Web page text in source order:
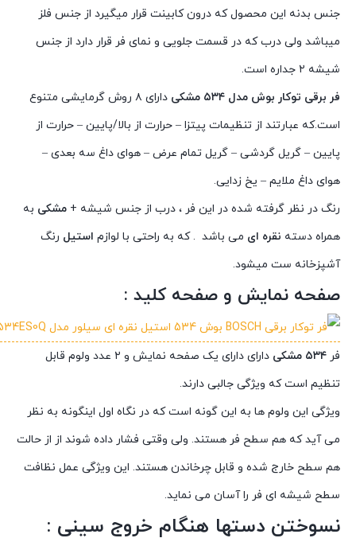
جنس بدنه این محصول که درون کابینت قرار میگیرد از جنس فلز
میباشد ولی درب که در قسمت جلویی و نمای فر قرار دارد از جنس
شیشه ۲ جداره است.
فر برقی توکار بوش مدل ۵۳۴ مشکی
دارای ۸ روش گرمایشی متنوع
است.که عبارتند از تنظیمات پیتزا – حرارت از بالا/پایین – حرارت از
پایین – گریل گردشی – گریل تمام عرض – هوای داغ سه بعدی –
هوای داغ ملایم – یخ زدایی.
رنگ در نظر گرفته شده در این فر ، درب از جنس شیشه + مشکی به
همراه دسته نقره ای می باشد . که به راحتی با لوازم استیل رنگ
آشپزخانه ست میشود.
صفحه نمایش و صفحه کلید :
فر ۵۳۴ مشکی
دارای دارای یک صفحه نمایش و ۲ عدد ولوم قابل
تنظیم است که ویژگی جالبی دارند.
ویژگی این ولوم ها به این گونه است که در نگاه اول اینگونه به نظر
می آید که هم سطح فر هستند. ولی وقتی فشار داده شوند از از حالت
هم سطح خارج شده و قابل چرخاندن هستند. این ویژگی عمل نظافت
سطح شیشه ای فر را آسان می نماید.
نسوختن دستها هنگام خروج سینی :